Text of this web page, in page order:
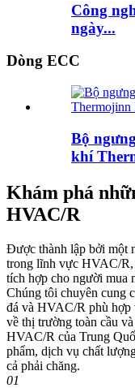
Công
ngày...
Dòng ECC
Bộ
khí
Khám phá
HVAC/R
Được thành lập bởi một
trong lĩnh vực HVAC/R,
tích hợp cho người mua
Chúng tôi chuyên cung
đá và HVAC/R phù hợp
về thị trường toàn cầu
HVAC/R của Trung
phẩm, dịch vụ chất
cả phải chăng.
01